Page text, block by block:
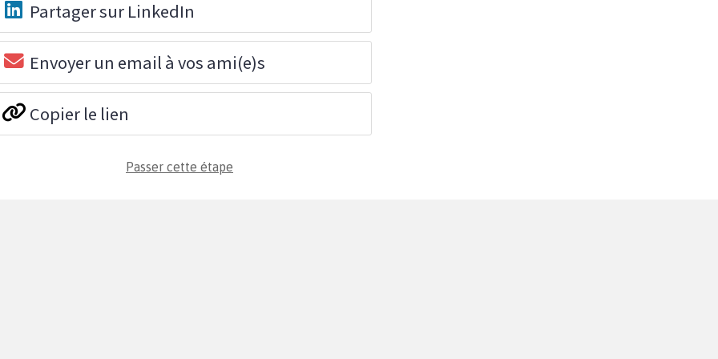
Partager sur LinkedIn
Envoyer un email à vos ami(e)s
Copier le lien
Passer cette étape